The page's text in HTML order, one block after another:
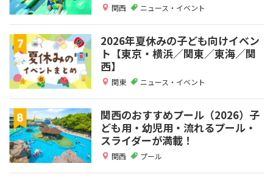
関西 ニュース・イベント
2026年夏休みの子ども向けイベン
ト【東京・横浜／関東／東海／関
西】
関東 ニュース・イベント
関西のおすすめプール（2026）子
ども用・幼児用・流れるプール・
スライダーが満載！
関西 プール